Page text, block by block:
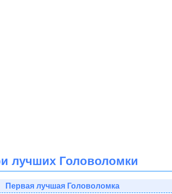
лучших Головоломки
Первая лучшая Головоломка